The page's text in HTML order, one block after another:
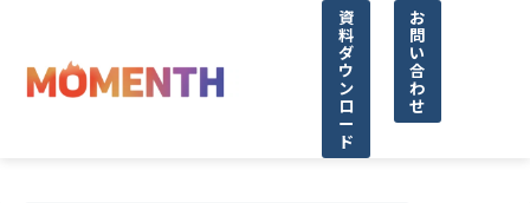
資
料
ダ
ウ
ン
ロ
ー
ド
お
問
い
合
わ
せ